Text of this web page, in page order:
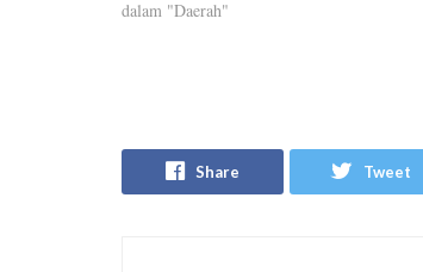
dalam "Daerah"
Share Tweet